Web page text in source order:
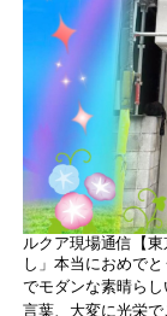
ルクア現場通信【
し」本当におめで
でモダンな素晴ら
言葉、大変に光栄